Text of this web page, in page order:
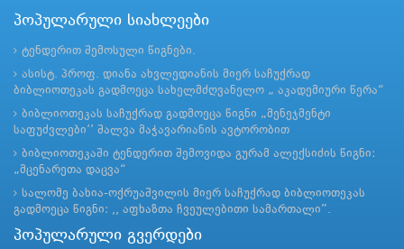
პოპულარული სიახლეები
ტენდერით შემოსული წიგნები.
ასისტ. პროფ. დიანა ახვლედიანის მიერ საჩუქრად
ბიბლიოთეკას გადმოეცა სახელმძღვანელო „ აკადემიური წერა“
ბიბლიოთეკას საჩუქრად გადმოეცა წიგნი „მენეჯმენტი
საფუძვლები’’ შალვა მაჭავარიანის ავტორობით
ბიბლიოთეკაში ტენდერით შემოვიდა გურამ ალექსიძის წიგნი:
„მცენარეთა დაცვა“
სალომე ბახია-ოქრუაშვილის მიერ საჩუქრად ბიბლიოთეკას
გადმოეცა წიგნი: ,, აფხაზთა ჩვეულებითი სამართალი”.
პოპულარული გვერდები